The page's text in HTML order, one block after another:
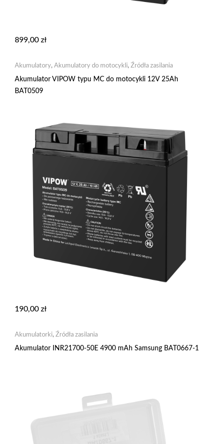
899,00 zł
Akumulatory, Akumulatory do motocykli, Źródła zasilania
Akumulator VIPOW typu MC do motocykli 12V 25Ah
BAT0509
190,00 zł
Akumulatorki, Źródła zasilania
Akumulator INR21700-50E 4900 mAh Samsung BAT0667-1